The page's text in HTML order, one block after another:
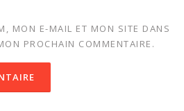
MON E-MAIL ET MON SITE DANS
PROCHAIN COMMENTAIRE.